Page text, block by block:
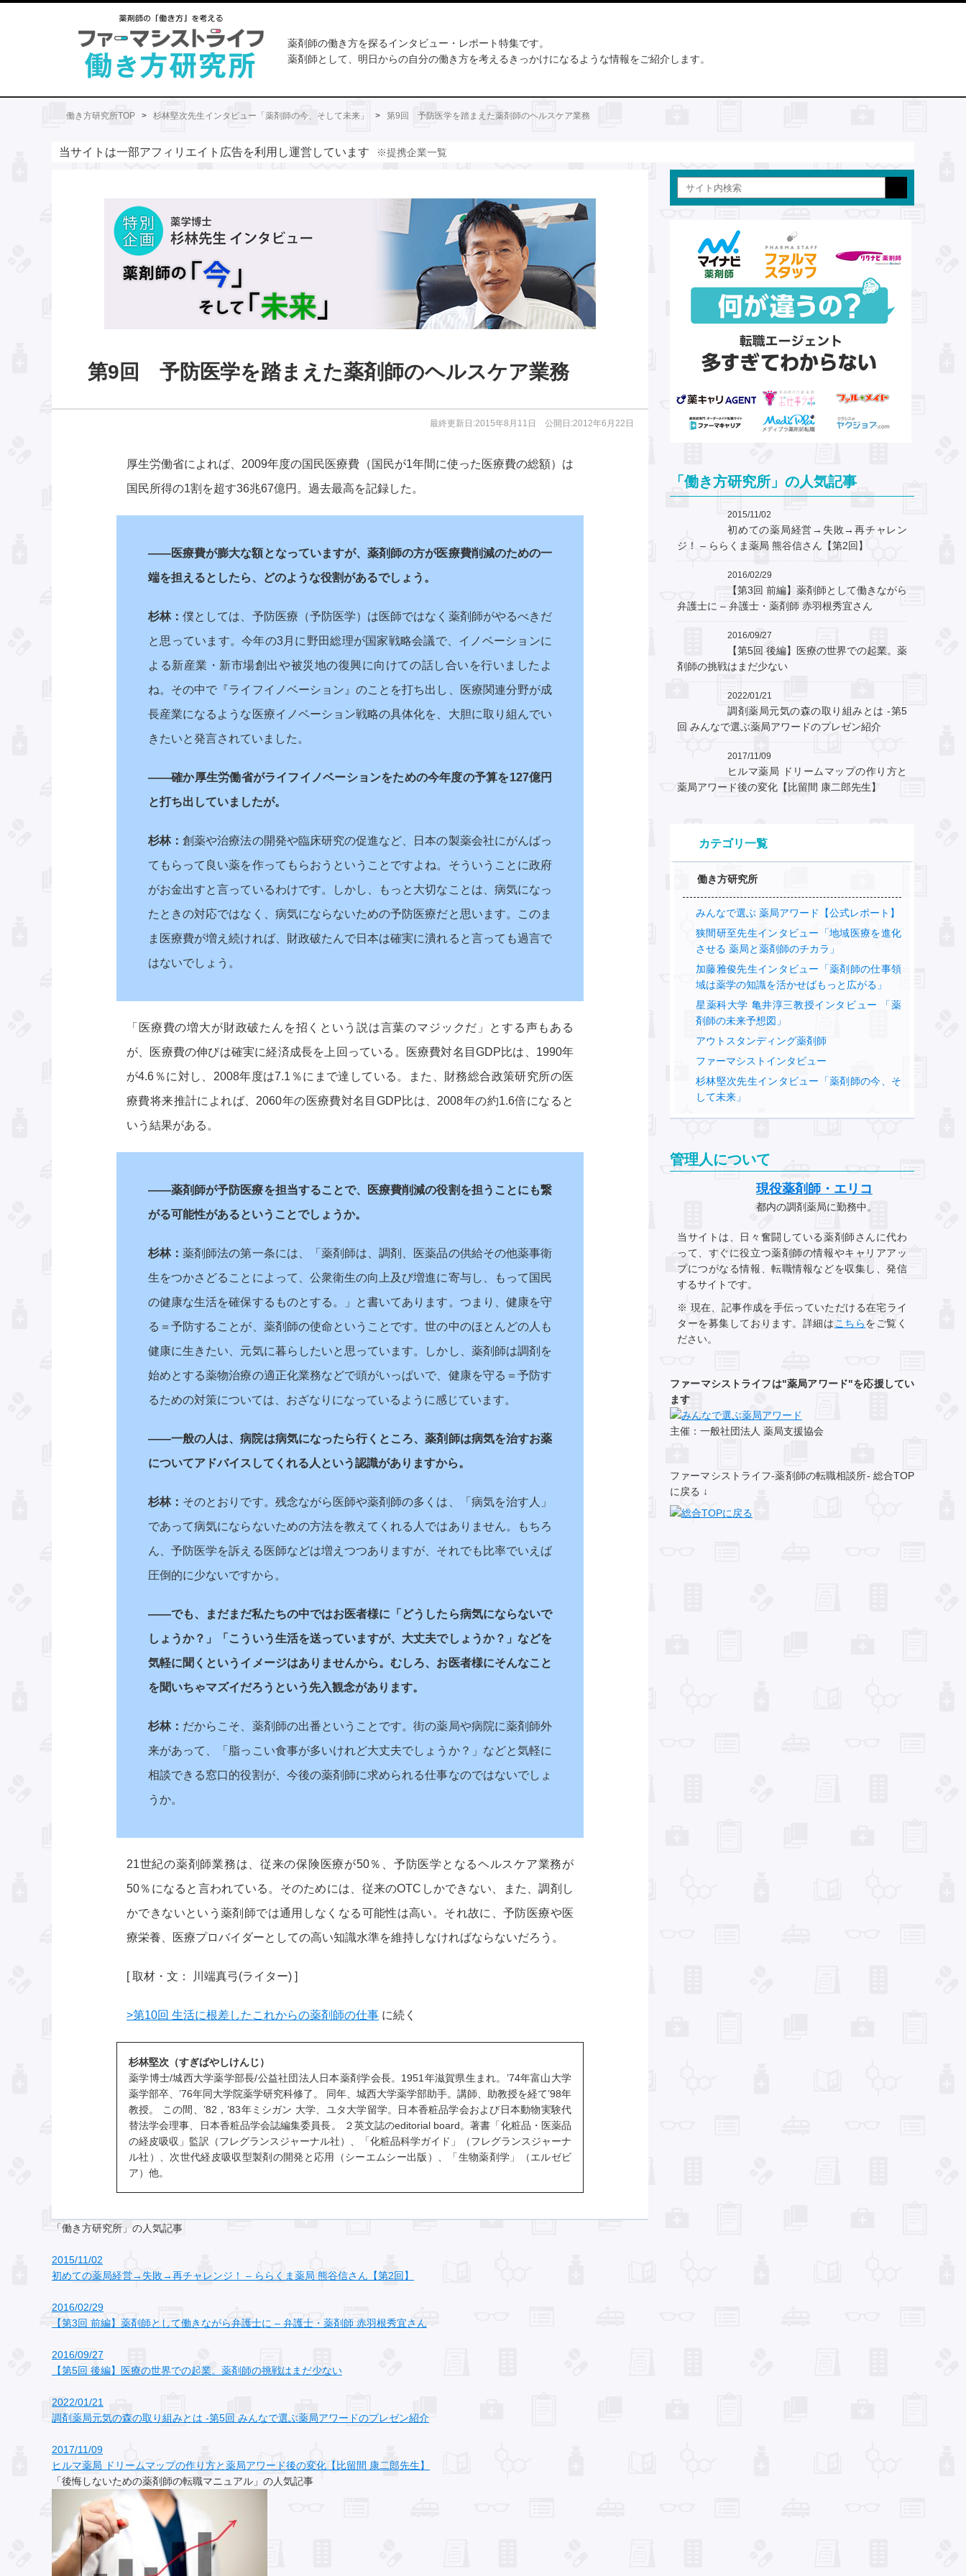
薬剤師の働き方を探るインタビュー・レポート特集です。
薬剤師として、明日からの自分の働き方を考えるきっかけになるような情報をご紹介します。
働き方研究所TOP > 杉林堅次先生インタビュー「薬剤師の今、そして未来」 > 第9回 予防医学を踏まえた薬剤師のヘルスケア業務
当サイトは一部アフィリエイト広告を利用し運営しています ※提携企業一覧
第9回 予防医学を踏まえた薬剤師のヘルスケア業務
最終更新日:2015年8月11日 公開日:2012年6月22日
厚生労働省によれば、2009年度の国民医療費（国民が1年間に使った医療費の総額）は
国民所得の1割を超す36兆67億円。過去最高を記録した。
――医療費が膨大な額となっていますが、薬剤師の方が医療費削減のための一
端を担えるとしたら、どのような役割があるでしょう。
杉林：僕としては、予防医療（予防医学）は医師ではなく薬剤師がやるべきだ
と思っています。今年の3月に野田総理が国家戦略会議で、イノベーションに
よる新産業・新市場創出や被災地の復興に向けての話し合いを行いましたよ
ね。その中で『ライフイノベーション』のことを打ち出し、医療関連分野が成
長産業になるような医療イノベーション戦略の具体化を、大胆に取り組んでい
きたいと発言されていました。
――確か厚生労働省がライフイノベーションをための今年度の予算を127億円
と打ち出していましたが。
杉林：創薬や治療法の開発や臨床研究の促進など、日本の製薬会社にがんばっ
てもらって良い薬を作ってもらおうということですよね。そういうことに政府
がお金出すと言っているわけです。しかし、もっと大切なことは、病気になっ
たときの対応ではなく、病気にならないための予防医療だと思います。このま
ま医療費が増え続ければ、財政破たんで日本は確実に潰れると言っても過言で
はないでしょう。
「医療費の増大が財政破たんを招くという説は言葉のマジックだ」とする声もある
が、医療費の伸びは確実に経済成長を上回っている。医療費対名目GDP比は、1990年
が4.6％に対し、2008年度は7.1％にまで達している。また、財務総合政策研究所の医
療費将来推計によれば、2060年の医療費対名目GDP比は、2008年の約1.6倍になると
いう結果がある。
――薬剤師が予防医療を担当することで、医療費削減の役割を担うことにも繋
がる可能性があるということでしょうか。
杉林：薬剤師法の第一条には、「薬剤師は、調剤、医薬品の供給その他薬事衛
生をつかさどることによって、公衆衛生の向上及び増進に寄与し、もって国民
の健康な生活を確保するものとする。」と書いてあります。つまり、健康を守
る＝予防することが、薬剤師の使命ということです。世の中のほとんどの人も
健康に生きたい、元気に暮らしたいと思っています。しかし、薬剤師は調剤を
始めとする薬物治療の適正化業務などで頭がいっぱいで、健康を守る＝予防す
るための対策については、おざなりになっているように感じています。
――一般の人は、病院は病気になったら行くところ、薬剤師は病気を治すお薬
についてアドバイスしてくれる人という認識がありますから。
杉林： そのとおりです。残念ながら医師や薬剤師の多くは、「病気を治す人」
であって病気にならないための方法を教えてくれる人ではありません。もちろ
ん、予防医学を訴える医師などは増えつつありますが、それでも比率でいえば
圧倒的に少ないですから。
――でも、まだまだ私たちの中ではお医者様に「どうしたら病気にならないで
しょうか？」「こういう生活を送っていますが、大丈夫でしょうか？」などを
気軽に聞くというイメージはありませんから。むしろ、お医者様にそんなこと
を聞いちゃマズイだろうという先入観念があります。
杉林： だからこそ、薬剤師の出番ということです。街の薬局や病院に薬剤師外
来があって、「脂っこい食事が多いけれど大丈夫でしょうか？」などと気軽に
相談できる窓口的役割が、今後の薬剤師に求められる仕事なのではないでしょ
うか。
21世紀の薬剤師業務は、従来の保険医療が50％、予防医学となるヘルスケア業務が
50％になると言われている。そのためには、従来のOTCしかできない、また、調剤し
かできないという薬剤師では通用しなくなる可能性は高い。それ故に、予防医療や医
療栄養、医療プロバイダーとしての高い知識水準を維持しなければならないだろう。
[ 取材・文： 川端真弓(ライター) ]
>第10回 生活に根差したこれからの薬剤師の仕事 に続く
杉林堅次（すぎばやしけんじ）
薬学博士/城西大学薬学部長/公益社団法人日本薬剤学会長。1951年滋賀県生まれ。’74年富山大学
薬学部卒、’76年同大学院薬学研究科修了。 同年、城西大学薬学部助手。講師、助教授を経て’98年
教授。 この間、’82，’83年ミシガン 大学、ユタ大学留学。日本香粧品学会および日本動物実験代
替法学会理事、日本香粧品学会誌編集委員長。 ２英文誌のeditorial board。著書「化粧品・医薬品
の経皮吸収」監訳（フレグランスジャーナル社）、「化粧品科学ガイド」（フレグランスジャーナ
ル社）、次世代経皮吸収型製剤の開発と応用（シーエムシー出版）、「生物薬剤学」（エルゼビ
ア）他。
「働き方研究所」の人気記事
2015/11/02
初めての薬局経営→失敗→再チャレンジ！ – ららくま薬局 熊谷信さん【第2回】
2016/02/29
【第3回 前編】薬剤師として働きながら弁護士に – 弁護士・薬剤師 赤羽根秀宜さん
2016/09/27
【第5回 後編】医療の世界での起業。薬剤師の挑戦はまだ少ない
2022/01/21
調剤薬局元気の森の取り組みとは -第5回 みんなで選ぶ薬局アワードのプレゼン紹介
2017/11/09
ヒルマ薬局 ドリームマップの作り方と薬局アワード後の変化【比留間 康二郎先生】
「後悔しないための薬剤師の転職マニュアル」の人気記事
「働き方研究所」の人気記事
2015/11/02
初めての薬局経営→失敗→再チャレン
ジ！ – ららくま薬局 熊谷信さん【第2回】
2016/02/29
【第3回 前編】薬剤師として働きながら
弁護士に – 弁護士・薬剤師 赤羽根秀宜さん
2016/09/27
【第5回 後編】医療の世界での起業。薬
剤師の挑戦はまだ少ない
2022/01/21
調剤薬局元気の森の取り組みとは -第5
回 みんなで選ぶ薬局アワードのプレゼン紹介
2017/11/09
ヒルマ薬局 ドリームマップの作り方と
薬局アワード後の変化【比留間 康二郎先生】
カテゴリ一覧
働き方研究所
みんなで選ぶ 薬局アワード【公式レポート】
狭間研至先生インタビュー「地域医療を進化
させる 薬局と薬剤師のチカラ」
加藤雅俊先生インタビュー「薬剤師の仕事領
域は薬学の知識を活かせばもっと広がる」
星薬科大学 亀井淳三教授インタビュー 「薬
剤師の未来予想図」
アウトスタンディング薬剤師
ファーマシストインタビュー
杉林堅次先生インタビュー「薬剤師の今、そ
して未来」
管理人について
現役薬剤師・エリコ
都内の調剤薬局に勤務中。
当サイトは、日々奮闘している薬剤師さんに代わ
って、すぐに役立つ薬剤師の情報やキャリアアッ
プにつがなる情報、転職情報などを収集し、発信
するサイトです。
※ 現在、記事作成を手伝っていただける在宅ライ
ターを募集しております。詳細は こちらをご覧く
ださい。
ファーマシストライフは"薬局アワード"を応援してい
ます
主催：一般社団法人 薬局支援協会
ファーマシストライフ-薬剤師の転職相談所- 総合TOP
に戻る ↓